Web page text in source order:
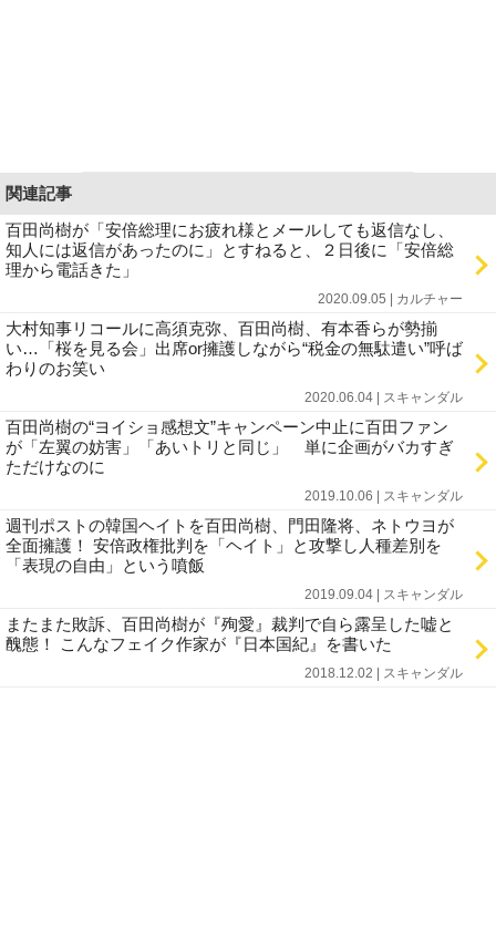
関連記事
百田尚樹が「安倍総理にお疲れ様とメールしても返信なし、
知人には返信があったのに」とすねると、２日後に「安倍総
理から電話きた」
2020.09.05 | カルチャー
大村知事リコールに高須克弥、百田尚樹、有本香らが勢揃
い…「桜を見る会」出席or擁護しながら“税金の無駄遣い”呼ば
わりのお笑い
2020.06.04 | スキャンダル
百田尚樹の“ヨイショ感想文”キャンペーン中止に百田ファン
が「左翼の妨害」「あいトリと同じ」 単に企画がバカすぎ
ただけなのに
2019.10.06 | スキャンダル
週刊ポストの韓国ヘイトを百田尚樹、門田隆将、ネトウヨが
全面擁護！ 安倍政権批判を「ヘイト」と攻撃し人種差別を
「表現の自由」という噴飯
2019.09.04 | スキャンダル
またまた敗訴、百田尚樹が『殉愛』裁判で自ら露呈した嘘と
醜態！ こんなフェイク作家が『日本国紀』を書いた
2018.12.02 | スキャンダル